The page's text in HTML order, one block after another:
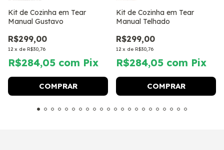
Kit de Cozinha em Tear
Manual Gustavo
R$299,00
12 x de R$30,76
R$284,05 com Pix
Kit de Cozinha em Tear
Manual Telhado
R$299,00
12 x de R$30,76
R$284,05 com Pix